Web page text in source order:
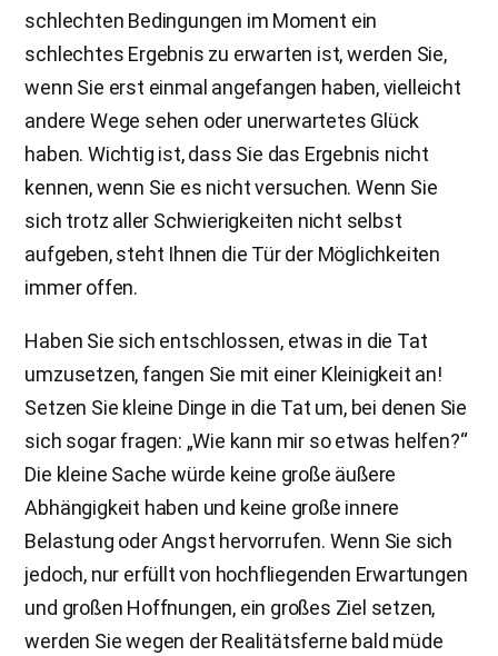
schlechten Bedingungen im Moment ein
schlechtes Ergebnis zu erwarten ist, werden Sie,
wenn Sie erst einmal angefangen haben, vielleicht
andere Wege sehen oder unerwartetes Glück
haben. Wichtig ist, dass Sie das Ergebnis nicht
kennen, wenn Sie es nicht versuchen. Wenn Sie
sich trotz aller Schwierigkeiten nicht selbst
aufgeben, steht Ihnen die Tür der Möglichkeiten
immer offen.
Haben Sie sich entschlossen, etwas in die Tat
umzusetzen, fangen Sie mit einer Kleinigkeit an!
Setzen Sie kleine Dinge in die Tat um, bei denen Sie
sich sogar fragen: „Wie kann mir so etwas helfen?“
Die kleine Sache würde keine große äußere
Abhängigkeit haben und keine große innere
Belastung oder Angst hervorrufen. Wenn Sie sich
jedoch, nur erfüllt von hochfliegenden Erwartungen
und großen Hoffnungen, ein großes Ziel setzen,
werden Sie wegen der Realitätsferne bald müde